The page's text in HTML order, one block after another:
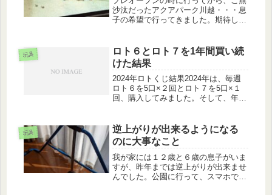
沙汰だったアクアパーク川越・・・息
子の希望で行ってきました。期待して
ば、お勧めです。【お勧めポイン
ト】 ・空いている（川越のクレアモ
ールの中の...
玩具
ロト６とロト７を1年間買い続
けた結果
2024年ロトくじ結果2024年は、毎週
ロト６を5口×２回とロト７を5口×１
回、購入してみました。そして、年間
円1回1500円1000円16回16000円当
選...
玩具
逆上がりが出来るようになる
のに大事なこと
我が家には１２歳と６歳の息子がいま
すが、昨年までは逆上がりが出来ませ
んでした。公園に行って、スマホで